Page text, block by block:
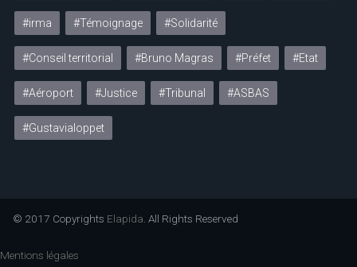
#irma #Témoignage #Solidarité
#Conseil territorial #Bruno Magras #Préfet #Etat
#Aéroport #Justice #Tribunal #ASBAS
#Gustavialoppet
© 2017 Copyrights Elapida . All Rights Reserved
Mentions légales